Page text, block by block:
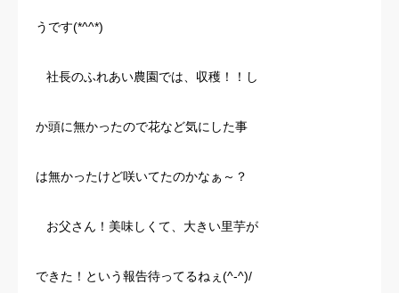
うです(*^^*)
社長のふれあい農園では、収穫！！し
か頭に無かったので花など気にした事
は無かったけど咲いてたのかなぁ～？
お父さん！美味しくて、大きい里芋が
できた！という報告待ってるねぇ(^-^)/